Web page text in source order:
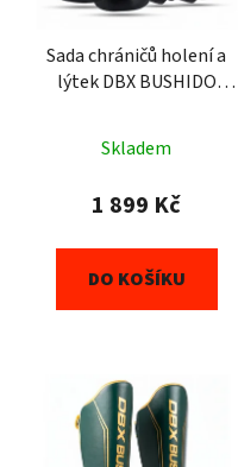
Sada chráničů holení a
lýtek DBX BUSHIDO
Skladem
1 899 Kč
DO KOŠÍKU